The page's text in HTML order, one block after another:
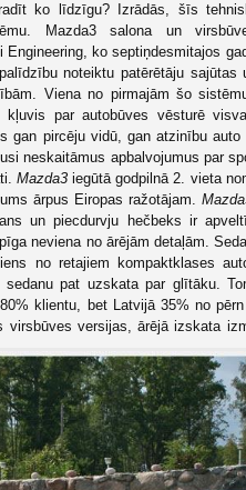
ko līdzīgu? Izrādās, šīs
Mazda3 salona un
ko septiņdesmitajos
noteiktu patērētāju
Viena no pirmajām šo
par autobūves vēsturē
gan pircēju vidū, gan atzinību
neskaitāmus apbalvojumus par
Mazda3iegūtā godpilnā 2. vieta
ārpus Eiropas ražotājam.
un piecdurvju hečbeks ir
neviena no ārējām detaļām.
no retajiem kompaktklases
pat uzskata par glītāku.
klientu, bet Latvijā 35% no pērn
versijas, ārējā izskata